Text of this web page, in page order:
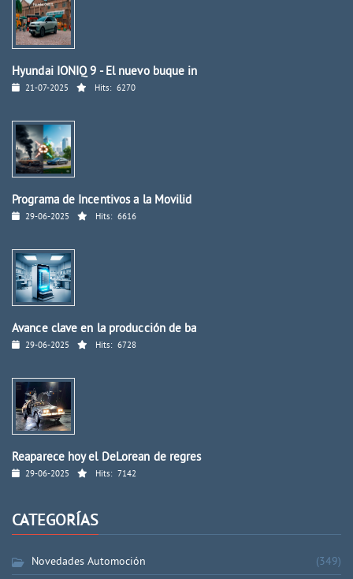
Hyundai IONIQ 9 - El nuevo buque in
21-07-2025 Hits: 6270
Programa de Incentivos a la Movilid
29-06-2025 Hits: 6616
Avance clave en la producción de ba
29-06-2025 Hits: 6728
Reaparece hoy el DeLorean de regres
29-06-2025 Hits: 7142
CATEGORÍAS
Novedades Automoción
(349)